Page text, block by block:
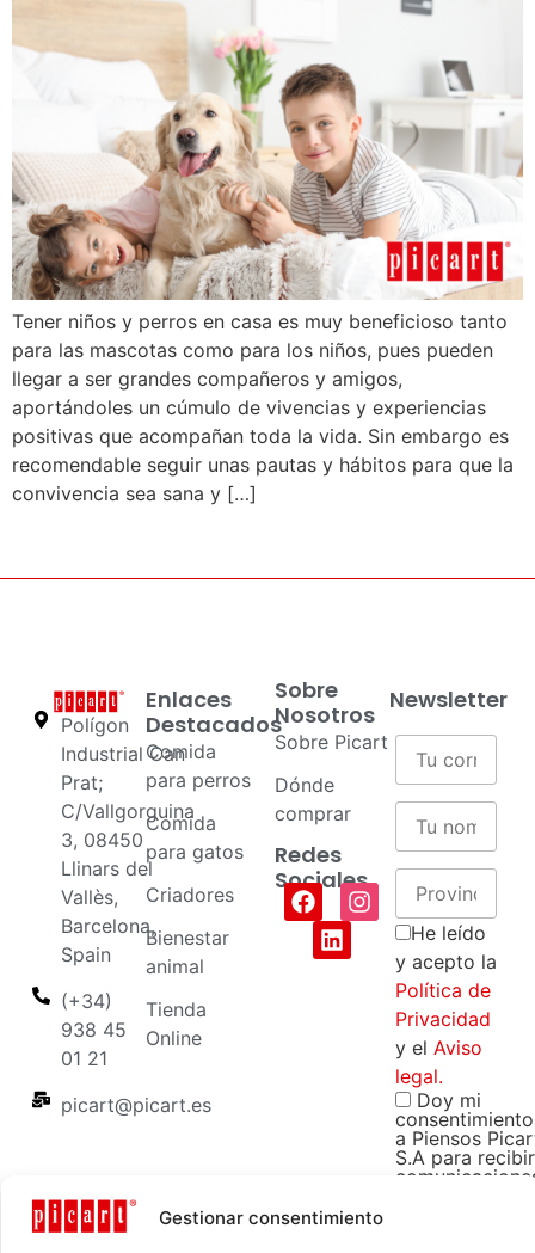
Gestionar consentimiento
Tener niños y perros en casa es muy beneficioso tanto
para las mascotas como para los niños, pues pueden
llegar a ser grandes compañeros y amigos,
aportándoles un cúmulo de vivencias y experiencias
positivas que acompañan toda la vida. Sin embargo es
recomendable seguir unas pautas y hábitos para que la
convivencia sea sana y […]
Polígon
Industrial Can
Prat;
C/Vallgorguina
3, 08450
Llinars del
Vallès,
Barcelona,
Spain
(+34)
938 45
01 21
picart@picart.es
Enlaces
Destacados
Comida
para perros
Comida
para gatos
Criadores
Bienestar
animal
Tienda
Online
Sobre
Nosotros
Sobre Picart
Dónde
comprar
Redes
Sociales
Newsletter
He leído
y acepto la
Política de
Privacidad
y el Aviso
legal.
Doy mi
consentimiento
a Piensos
S.A para recibir